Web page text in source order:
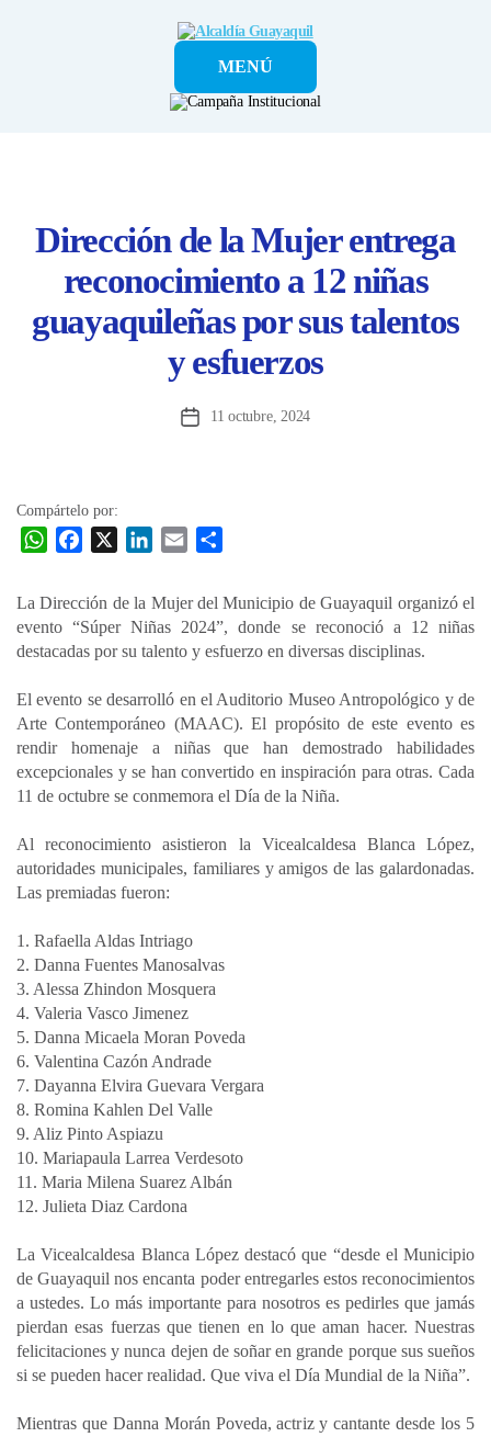
Alcaldía
GuayaquilMENÚ
Dirección de la Mujer entrega
reconocimiento a 12 niñas
guayaquileñas por sus talentos
y esfuerzos
Fecha11 octubre, 2024
Compártelo por:
W
t
s
p
p
e
b
o
k
k
e
I
n
i
p
a
t
i
r
La Dirección de la Mujer del Municipio de Guayaquil organizó el
evento “Súper Niñas 2024”, donde se reconoció a 12 niñas
destacadas por su talento y esfuerzo en diversas disciplinas.
El evento se desarrolló en el Auditorio Museo Antropológico y de
Arte Contemporáneo (MAAC). El propósito de este evento es
rendir homenaje a niñas que han demostrado habilidades
excepcionales y se han convertido en inspiración para otras. Cada
11 de octubre se conmemora el Día de la Niña.
Al reconocimiento asistieron la Vicealcaldesa Blanca López,
autoridades municipales, familiares y amigos de las galardonadas.
Las premiadas fueron:
1. Rafaella Aldas Intriago
2. Danna Fuentes Manosalvas
3. Alessa Zhindon Mosquera
4. Valeria Vasco Jimenez
5. Danna Micaela Moran Poveda
6. Valentina Cazón Andrade
7. Dayanna Elvira Guevara Vergara
8. Romina Kahlen Del Valle
9. Aliz Pinto Aspiazu
10. Mariapaula Larrea Verdesoto
11. Maria Milena Suarez Albán
12. Julieta Diaz Cardona
La Vicealcaldesa Blanca López destacó que “desde el Municipio
de Guayaquil nos encanta poder entregarles estos reconocimientos
a ustedes. Lo más importante para nosotros es pedirles que jamás
pierdan esas fuerzas que tienen en lo que aman hacer. Nuestras
felicitaciones y nunca dejen de soñar en grande porque sus sueños
si se pueden hacer realidad. Que viva el Día Mundial de la Niña”.
Mientras que Danna Morán Poveda, actriz y cantante desde los 5